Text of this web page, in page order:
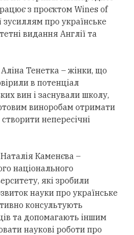
з проєктом Wines of
зусиллям про українське
видання Англії та
Тенетка – жінки, що
в потенціал
вин і заснували школу,
виноробам отримати
непересічні
Каменєва –
національного
які зробили
науки про українське
консультують
та допомагають іншим
наукові роботи про